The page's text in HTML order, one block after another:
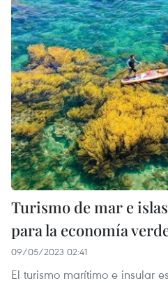
Turismo de mar e
para la economía
09/05/2023 02:41
El turismo marítimo e insular